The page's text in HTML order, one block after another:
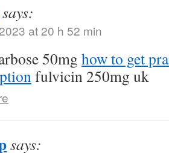
says:
at 20 h 52 min
50mg how to get
fulvicin 250mg uk
says: